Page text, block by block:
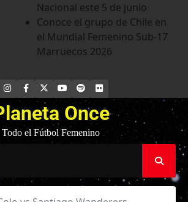
Nacional este 5 de junio
Conoce el grupo de Chile en
el Mundial Femenino Sub-17
Marruecos 2026
INSTAGRAM
FACEBOOK YOUTUBE
SPOTIFYFLICKR
Once
Todo el Fútbol Femenino